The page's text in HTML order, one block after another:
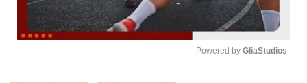
Powered by GliaStudios